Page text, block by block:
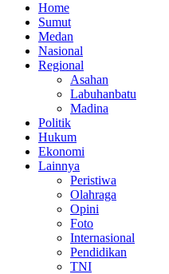
Home
Sumut
Medan
Nasional
Regional
Asahan
Labuhanbatu
Madina
Politik
Hukum
Ekonomi
Lainnya
Peristiwa
Olahraga
Opini
Foto
Internasional
Pendidikan
TNI